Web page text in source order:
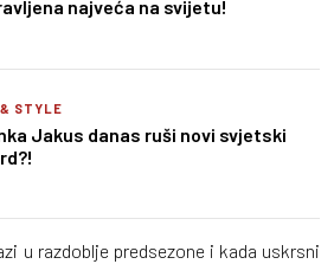
najveća na svijetu!
STYLE
Jakus danas ruši novi svjetski
u razdoblje predsezone i kada uskrsni